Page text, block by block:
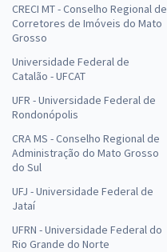
CRECI MT - Conselho Regional de
Corretores de Imóveis do Mato
Grosso
Universidade Federal de
Catalão - UFCAT
UFR - Universidade Federal de
Rondonópolis
CRA MS - Conselho Regional de
Administração do Mato Grosso
do Sul
UFJ - Universidade Federal de
Jataí
UFRN - Universidade Federal do
Rio Grande do Norte